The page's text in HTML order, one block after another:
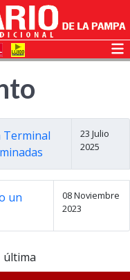
Terminal
23 Julio
2025
un
08 Noviembre
2023
última